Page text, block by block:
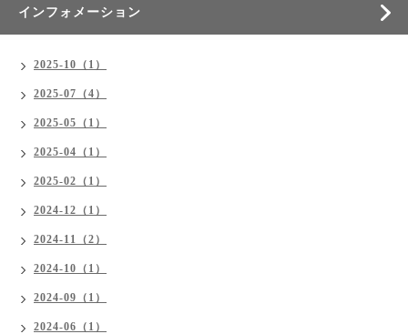
インフォメーション
2025-10（1）
2025-07（4）
2025-05（1）
2025-04（1）
2025-02（1）
2024-12（1）
2024-11（2）
2024-10（1）
2024-09（1）
2024-06（1）